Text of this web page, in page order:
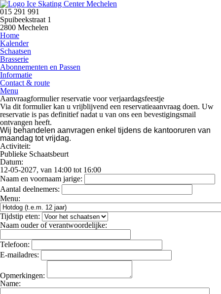
015 291 991
Spuibeekstraat 1
2800 Mechelen
Home
Kalender
Schaatsen
Brasserie
Abonnementen en Passen
Informatie
Contact & route
Menu
Aanvraagformulier reservatie voor verjaardagsfeestje
Via dit formulier kan u vrijblijvend een reservatieaanvraag doen. Uw
reservatie is pas definitief nadat u van ons een bevestigingsmail
ontvangen heeft.
Wij behandelen aanvragen enkel tijdens de kantooruren van
maandag tot vrijdag.
Activiteit:
Publieke Schaatsbeurt
Datum:
12-05-2027, van 14:00 tot 16:00
Naam en voornaam jarige:
Aantal deelnemers:
Menu:
Tijdstip eten:
Naam ouder of verantwoordelijke:
Telefoon:
E-mailadres:
Opmerkingen:
Name: